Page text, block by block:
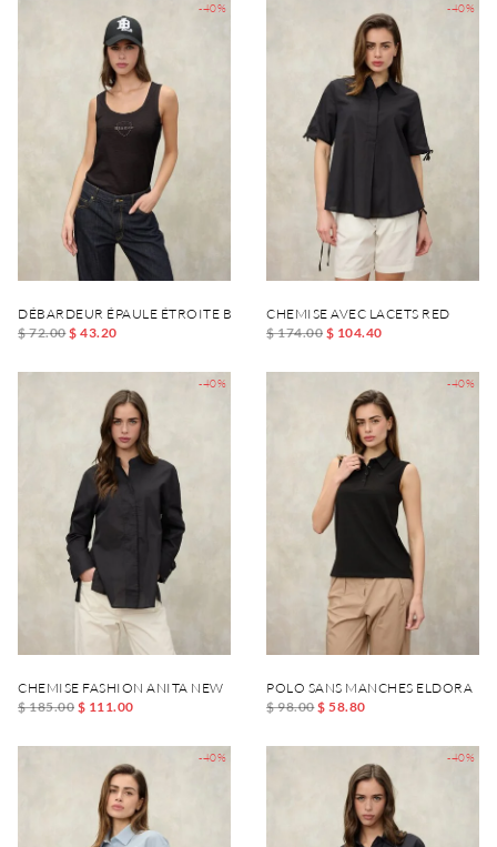
-40%
DÉBARDEUR ÉPAULE ÉTROITE BLAGDEN
$ 72.00$ 43.20
-40%
CHEMISE AVEC LACETS RED
$ 174.00 $ 104.40
-40%
CHEMISE FASHION ANITA NEW
$ 185.00 $ 111.00
-40%
POLO SANS MANCHES ELDORA
$ 98.00$ 58.80
-40% -40%